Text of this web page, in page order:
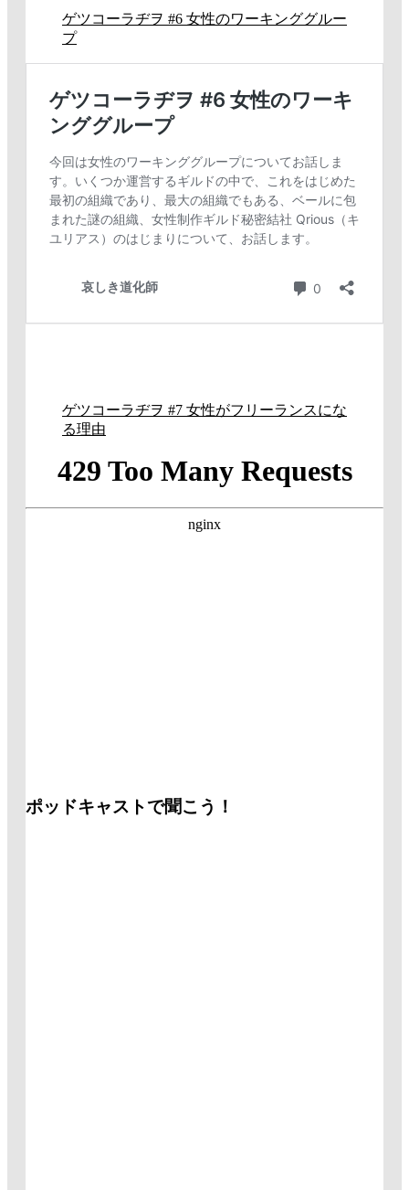
ゲツコーラヂヲ #6 女性のワーキンググルー
プ
ゲツコーラヂヲ #7 女性がフリーランスにな
る理由
ポッドキャストで聞こう！